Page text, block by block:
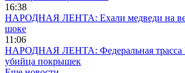
16:38
НАРОДНАЯ ЛЕНТА: Ехали медведи на
шоке
11:06
НАРОДНАЯ ЛЕНТА: Федеральная трасса
убийца покрышек